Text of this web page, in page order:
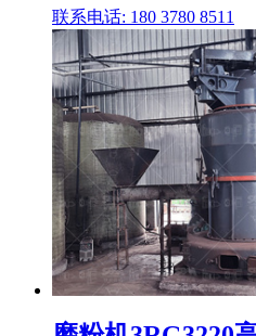
联系电话: 180 3780 8511